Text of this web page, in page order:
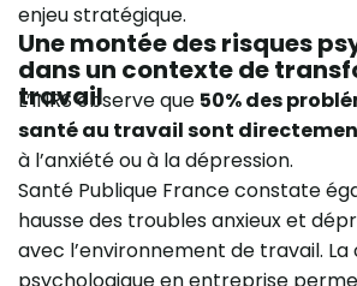
enjeu stratégique.
Une montée des risques
dans un contexte de
travail
L’INRS observe que 50% des
santé au travail sont
à l’anxiété ou à la dépression.
Santé Publique France constate
hausse des troubles anxieux et
avec l’environnement de travail. La